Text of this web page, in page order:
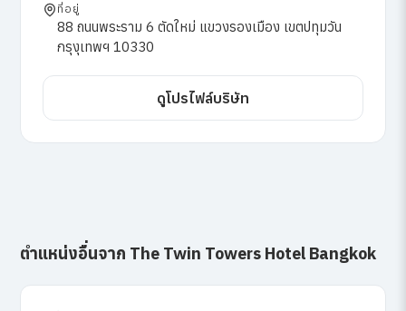
ที่อยู่
88 ถนนพระราม 6 ตัดใหม่ แขวงรองเมือง เขตปทุมวัน
กรุงุเทพฯ 10330
ดูโปรไฟล์บริษัท
ตำแหน่งอื่นจาก The Twin Towers Hotel Bangkok